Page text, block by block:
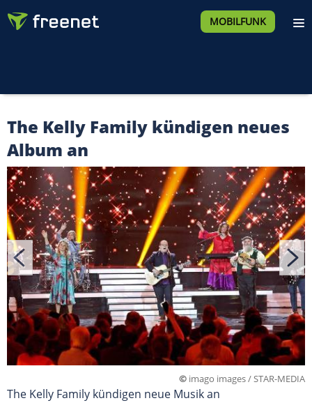
MOBILFUNK
The Kelly Family kündigen neues
Album an
© imago images / STAR-MEDIA
The Kelly Family kündigen neue Musik an